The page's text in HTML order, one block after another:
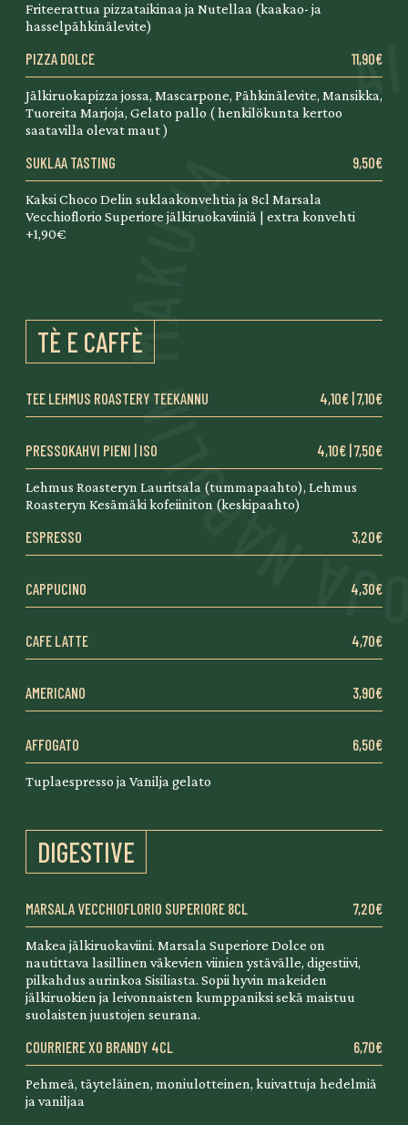
Friteerattua pizzataikinaa ja Nutellaa (kaakao- ja
hasselpähkinälevite)
PIZZA DOLCE 11,90€
Jälkiruokapizza jossa, Mascarpone, Pähkinälevite, Mansikka,
Tuoreita Marjoja, Gelato pallo ( henkilökunta kertoo
saatavilla olevat maut )
SUKLAA TASTING 9,50€
Kaksi Choco Delin suklaakonvehtia ja 8cl Marsala
Vecchioflorio Superiore jälkiruokaviiniä | extra konvehti
+1,90€
TÈ E CAFFÈ
TEE LEHMUS ROASTERY TEEKANNU 4,10€ | 7,10€
PRESSOKAHVI PIENI | ISO 4,10€ | 7,50€
Lehmus Roasteryn Lauritsala (tummapaahto), Lehmus
Roasteryn Kesämäki kofeiiniton (keskipaahto)
ESPRESSO 3,20€
CAPPUCINO 4,30€
CAFE LATTE 4,70€
AMERICANO 3,90€
AFFOGATO 6,50€
Tuplaespresso ja Vanilja gelato
DIGESTIVE
MARSALA VECCHIOFLORIO SUPERIORE 8CL 7,20€
Makea jälkiruokaviini. Marsala Superiore Dolce on
nautittava lasillinen väkevien viinien ystävälle, digestiivi,
pilkahdus aurinkoa Sisiliasta. Sopii hyvin makeiden
jälkiruokien ja leivonnaisten kumppaniksi sekä maistuu
suolaisten juustojen seurana.
COURRIERE XO BRANDY 4CL 6,70€
Pehmeä, täyteläinen, moniulotteinen, kuivattuja hedelmiä
ja vaniljaa